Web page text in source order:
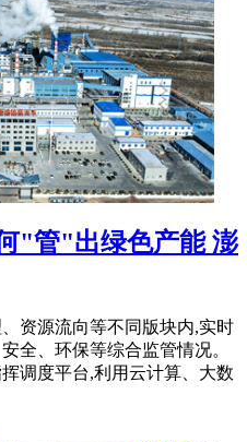
"管"出绿色产能 澎
资源流向等不同版块内,实时
全、环保等综合监管情况。
调度平台,利用云计算、大数